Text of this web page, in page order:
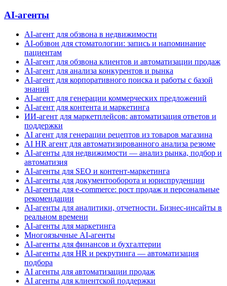
AI-агенты
AI-агент для обзвона в недвижимости
AI-обзвон для стоматологии: запись и напоминание
пациентам
AI-агент для обзвона клиентов и автоматизации продаж
AI-агент для анализа конкурентов и рынка
AI-агент для корпоративного поиска и работы с базой
знаний
AI-агент для генерации коммерческих предложений
AI-агент для контента и маркетинга
ИИ-агент для маркетплейсов: автоматизация ответов и
поддержки
AI агент для генерации рецептов из товаров магазина
AI HR агент для автоматизированного анализа резюме
AI-агенты для недвижимости — анализ рынка, подбор и
автоматизия
AI-агенты для SEO и контент-маркетинга
AI-агенты для документооборота и юриспруденции
AI-агенты для e-commerce: рост продаж и персональные
рекомендации
AI-агенты для аналитики, отчетности. Бизнес-инсайты в
реальном времени
AI-агенты для маркетинга
Многоязычные AI-агенты
AI-агенты для финансов и бухгалтерии
AI-агенты для HR и рекрутинга — автоматизация
подбора
AI агенты для автоматизации продаж
AI агенты для клиентской поддержки